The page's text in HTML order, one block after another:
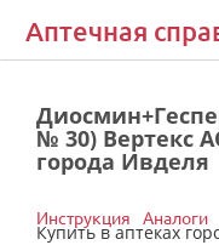
Аптечная
№ 30) Вертекс
города Ивделя
Купить в аптеках
Инструкция Аналоги